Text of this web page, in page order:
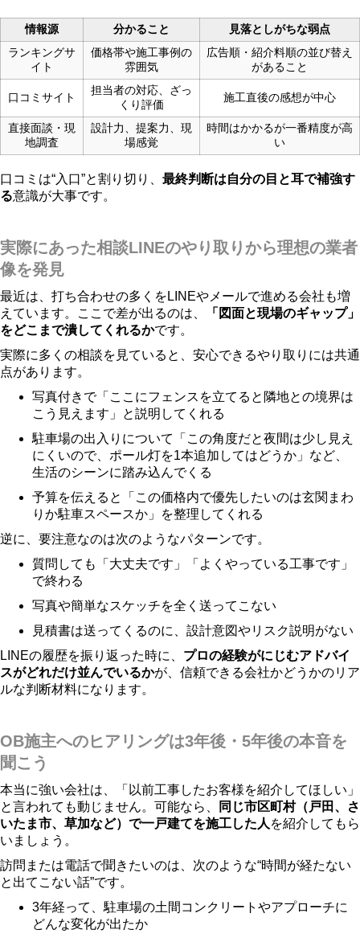
情報源 分かること
見落としがちな弱点
ランキングサ
イト
価格帯や施工事例の
雰囲気
広告順・紹介料順の並び替え
があること
口コミサイト
担当者の対応、ざっ
くり評価
施工直後の感想が中心
直接面談・現
地調査
設計力、提案力、現
場感覚
時間はかかるが一番精度が高
い
口コミは“入口”と割り切り、 最終判断は自分の目と耳で補強す
る意識が大事です。
実際にあった相談LINEのやり取りから理想の業者
像を発見
最近は、打ち合わせの多くをLINEやメールで進める会社も増
えています。ここで差が出るのは、
「図面と現場のギャップ」
をどこまで潰してくれるかです。
実際に多くの相談を見ていると、安心できるやり取りには共通
点があります。
写真付きで「ここにフェンスを立てると隣地との境界は
こう見えます」と説明してくれる
駐車場の出入りについて「この角度だと夜間は少し見え
にくいので、ポール灯を1本追加してはどうか」など、
生活のシーンに踏み込んでくる
予算を伝えると「この価格内で優先したいのは玄関まわ
りか駐車スペースか」を整理してくれる
逆に、要注意なのは次のようなパターンです。
質問しても「大丈夫です」「よくやっている工事です」
で終わる
写真や簡単なスケッチを全く送ってこない
見積書は送ってくるのに、設計意図やリスク説明がない
LINEの履歴を振り返った時に、 プロの経験がにじむアドバイ
スがどれだけ並んでいるかが、信頼できる会社かどうかのリア
ルな判断材料になります。
OB施主へのヒアリングは3年後・5年後の本音を
聞こう
本当に強い会社は、「以前工事したお客様を紹介してほしい」
と言われても動じません。可能なら、
同じ市区町村（戸田、さ
いたま市、草加など）で一戸建てを施工した人 を紹介してもら
いましょう。
訪問または電話で聞きたいのは、次のような“時間が経たない
と出てこない話”です。
3年経って、駐車場の土間コンクリートやアプローチに
どんな変化が出たか